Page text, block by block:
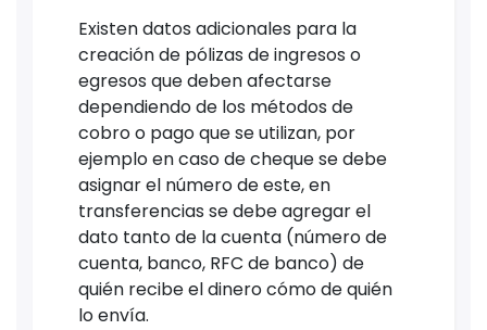
Existen datos adicionales para la
creación de pólizas de ingresos o
egresos que deben afectarse
dependiendo de los métodos de
cobro o pago que se utilizan, por
ejemplo en caso de cheque se debe
asignar el número de este, en
transferencias se debe agregar el
dato tanto de la cuenta (número de
cuenta, banco, RFC de banco) de
quién recibe el dinero cómo de quién
lo envía.